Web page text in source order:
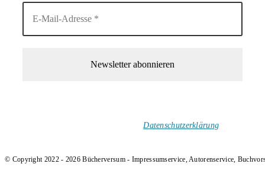
Datenschutzerklärung
© Copyright 2022 - 2026 Bücherversum - Impressumservice, Autorenservice,